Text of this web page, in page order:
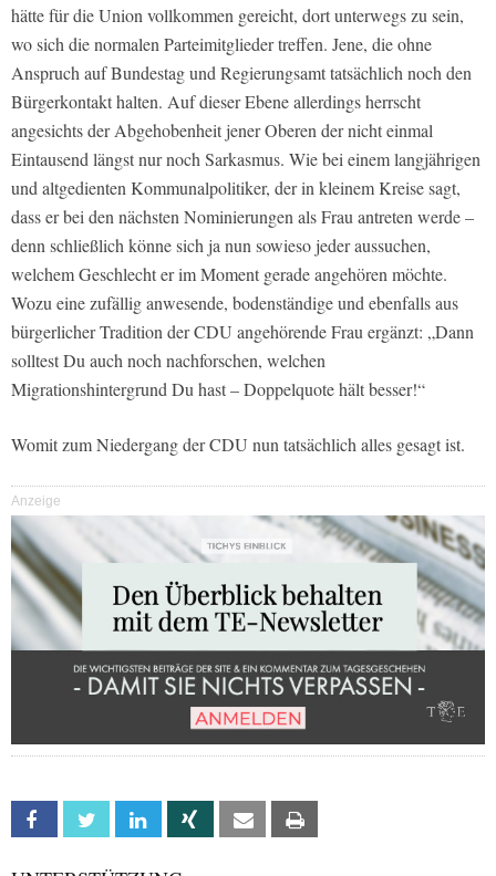
hätte für die Union vollkommen gereicht, dort unterwegs zu sein,
wo sich die normalen Parteimitglieder treffen. Jene, die ohne
Anspruch auf Bundestag und Regierungsamt tatsächlich noch den
Bürgerkontakt halten. Auf dieser Ebene allerdings herrscht
angesichts der Abgehobenheit jener Oberen der nicht einmal
Eintausend längst nur noch Sarkasmus. Wie bei einem langjährigen
und altgedienten Kommunalpolitiker, der in kleinem Kreise sagt,
dass er bei den nächsten Nominierungen als Frau antreten werde –
denn schließlich könne sich ja nun sowieso jeder aussuchen,
welchem Geschlecht er im Moment gerade angehören möchte.
Wozu eine zufällig anwesende, bodenständige und ebenfalls aus
bürgerlicher Tradition der CDU angehörende Frau ergänzt: „Dann
solltest Du auch noch nachforschen, welchen
Migrationshintergrund Du hast – Doppelquote hält besser!“
Womit zum Niedergang der CDU nun tatsächlich alles gesagt ist.
Anzeige
Facebook Twitter Linkedin Xing Email